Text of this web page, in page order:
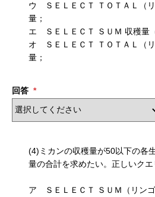
ウ ＳＥＬＥＣＴ ＴＯＴＡＬ（
量；
エ ＳＥＬＥＣＴ ＳＵＭ 収穫量
オ ＳＥＬＥＣＴ ＴＯＴＡＬ（
量；
回答 *
(4)ミカンの収穫量が50以下の各
量の合計を求めたい。正しいクエ
ア ＳＥＬＥＣＴ ＳＵＭ（リン